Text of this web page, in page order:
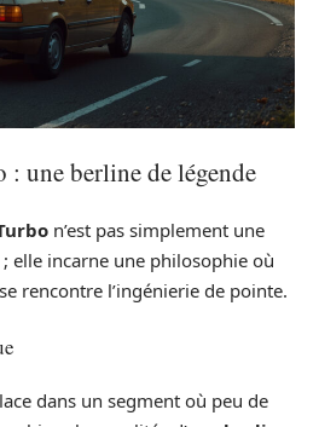
une berline de légende
n’est pas simplement une
elle incarne une philosophie où
rencontre l’ingénierie de pointe.
dans un segment où peu de